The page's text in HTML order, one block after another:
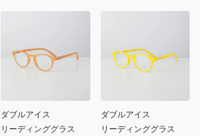
ダブルアイス
リーディンググラス
ダブルアイス
リーディンググラス